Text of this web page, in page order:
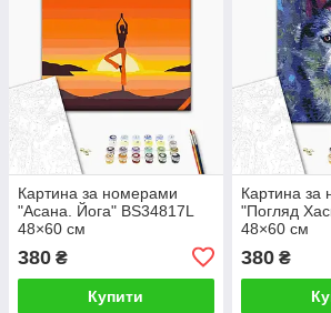
Картина за номерами
"Асана. Йога" BS34817L
48×60 см
380 ₴
Купити
Картина за
"Погляд
48×60 см
380₴